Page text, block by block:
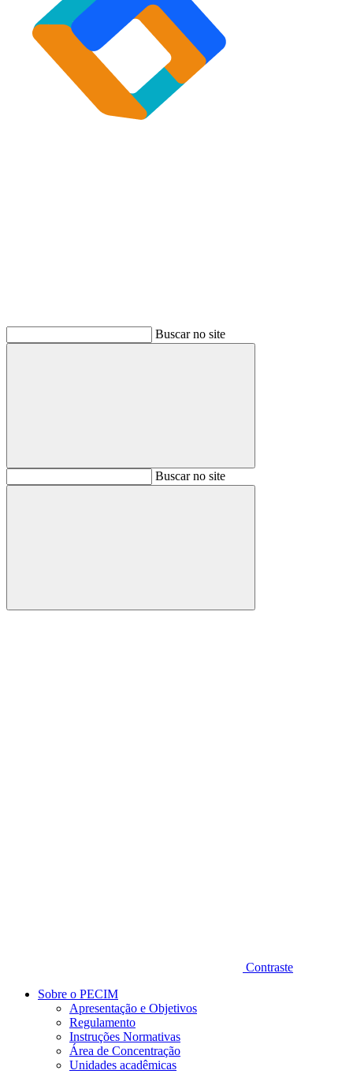
Buscar no site
BuscarBuscar no site
Buscar
Contraste
Sobre o PECIM
Apresentação e Objetivos
Regulamento
Instruções Normativas
Área de Concentração
Unidades acadêmicas